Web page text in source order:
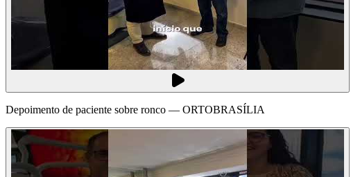
Depoimento de paciente sobre ronco — ORTOBRASÍLIA